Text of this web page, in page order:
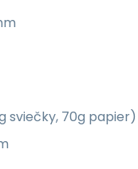
sviečky, 70g papier)